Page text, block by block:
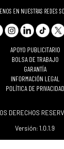
EN NUESTRAS REDES
APOYO PUBLICITARIO
BOLSA DE TRABAJO
GARANTÍA
INFORMACIÓN LEGAL
POLÍTICA DE PRIVACIDAD
DERECHOS
Versión: 1.0.1.9